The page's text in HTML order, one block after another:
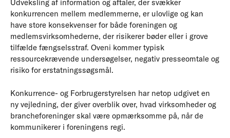
Udveksling af information og aftaler, der svækker
konkurrencen mellem medlemmerne, er ulovlige og kan
have store konsekvenser for både foreningen og
medlemsvirksomhederne, der risikerer bøder eller i grove
tilfælde fængselsstraf. Oveni kommer typisk
ressourcekrævende undersøgelser, negativ presseomtale og
risiko for erstatningssøgsmål.
Konkurrence- og Forbrugerstyrelsen har netop udgivet en
ny vejledning, der giver overblik over, hvad virksomheder og
brancheforeninger skal være opmærksomme på, når de
kommunikerer i foreningens regi.